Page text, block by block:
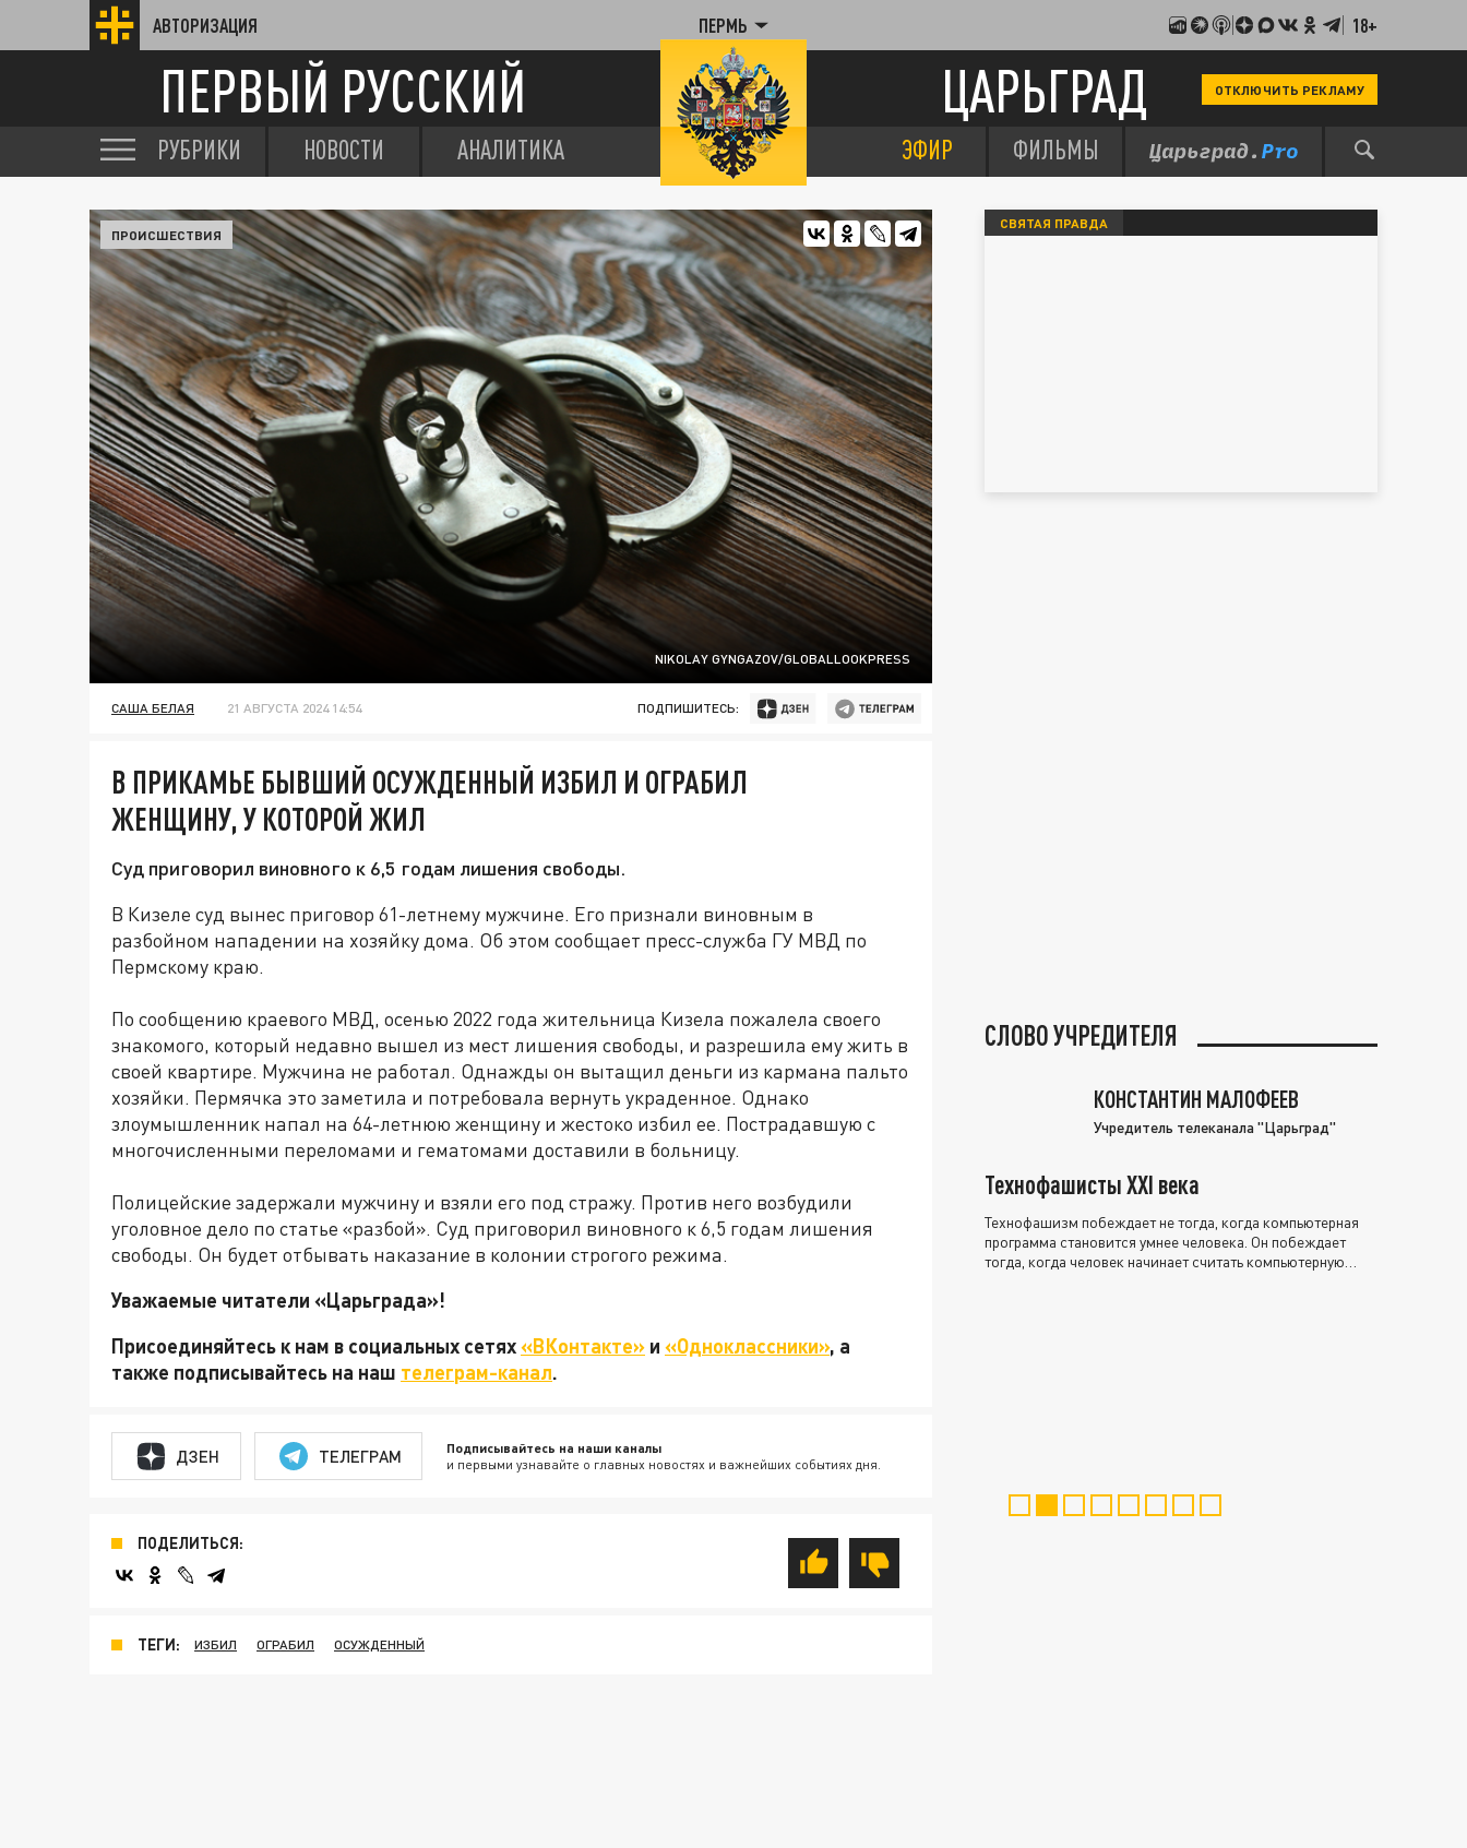
АВТОРИЗАЦИЯ ПЕРМЬ 18+
ПЕРВЫЙ РУССКИЙ ЦАРЬГРАД ОТКЛЮЧИТЬ РЕКЛАМУ
РУБРИКИ НОВОСТИ АНАЛИТИКА ЭФИР ФИЛЬМЫ
NIKOLAY GYNGAZOV/GLOBALLOOKPRESS
ПРОИСШЕСТВИЯ
САША БЕЛАЯ 21 АВГУСТА 2024 14:54 ПОДПИШИТЕСЬ:
В ПРИКАМЬЕ БЫВШИЙ ОСУЖДЕННЫЙ ИЗБИЛ И ОГРАБИЛ
ЖЕНЩИНУ, У КОТОРОЙ ЖИЛ
Суд приговорил виновного к 6,5 годам лишения свободы.
В Кизеле суд вынес приговор 61-летнему мужчине. Его признали виновным в
разбойном нападении на хозяйку дома. Об этом сообщает пресс-служба ГУ МВД по
Пермскому краю.
По сообщению краевого МВД, осенью 2022 года жительница Кизела пожалела своего
знакомого, который недавно вышел из мест лишения свободы, и разрешила ему жить в
своей квартире. Мужчина не работал. Однажды он вытащил деньги из кармана пальто
хозяйки. Пермячка это заметила и потребовала вернуть украденное. Однако
злоумышленник напал на 64-летнюю женщину и жестоко избил ее. Пострадавшую с
многочисленными переломами и гематомами доставили в больницу.
Полицейские задержали мужчину и взяли его под стражу. Против него возбудили
уголовное дело по статье «разбой». Суд приговорил виновного к 6,5 годам лишения
свободы. Он будет отбывать наказание в колонии строгого режима.
Уважаемые читатели «Царьграда»!
Присоединяйтесь к нам в социальных сетях«ВКонтакте» и «Одноклассники», а
также подписывайтесь на наш телеграм-канал.
ДЗЕН ТЕЛЕГРАМ Подписывайтесь на наши каналы
и первыми узнавайте о главных новостях и важнейших событиях дня.
ПОДЕЛИТЬСЯ:
ТЕГИ: ИЗБИЛ ОГРАБИЛ ОСУЖДЕННЫЙ
СВЯТАЯ ПРАВДА
СЛОВО УЧРЕДИТЕЛЯ
КОНСТАНТИН МАЛОФЕЕВ
Учредитель телеканала "Царьград"
Технофашисты XXI века
Технофашизм побеждает не тогда, когда компьютерная
программа становится умнее человека. Он побеждает
тогда, когда человек начинает считать компьютерную